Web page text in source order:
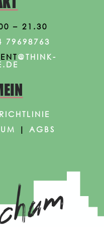
– 21.30
79698763
@THINK-
| AGBS